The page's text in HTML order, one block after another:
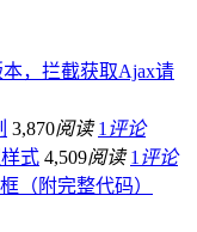
本，拦截获取Ajax请
3,870阅读 1 评论
式 4,509阅读 1 评论
（附完整代码）